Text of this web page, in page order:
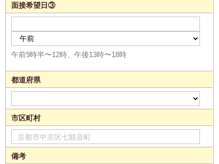
面接希望日③
午前9時半〜12時、午後13時〜18時
都道府県
市区町村
備考